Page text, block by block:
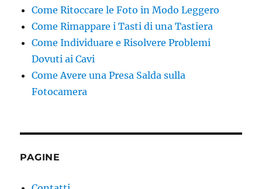
Come Ritoccare le Foto in Modo Leggero
Come Rimappare i Tasti di una Tastiera
Come Individuare e Risolvere Problemi
Dovuti ai Cavi
Come Avere una Presa Salda sulla
Fotocamera
PAGINE